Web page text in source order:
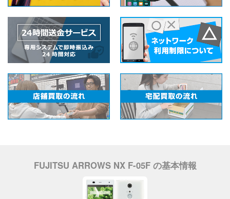
FUJITSU ARROWS NX F-05F の基本情報